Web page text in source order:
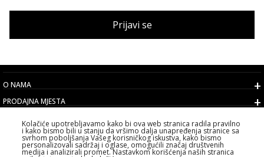
Prijavi se
O NAMA
PRODAJNA MJESTA
KORISNIČKI SERVIS
IZABERITE DRŽAVU
Kolačiće upotrebljavamo kako bi ova web stranica radila pravilno
i kako bismo bili u stanju da vršimo dalja unapređenja stranice sa
svrhom poboljšanja Vašeg korisničkog iskustva, kako bismo
personalizovali sadržaj i oglase, omogućili značaj društvenih
medija i analizirali promet. Nastavkom korišćenja naših stranica